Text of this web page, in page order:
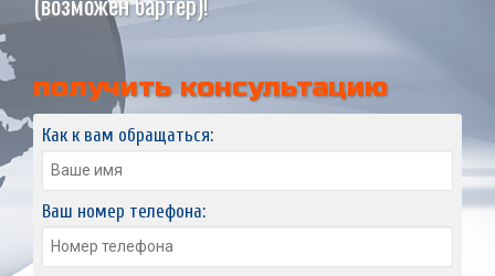
получить консультацию
Как к вам обращаться:
Ваш номер телефона: